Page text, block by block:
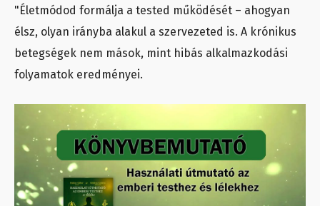
"Életmódod formálja a tested működését – ahogyan
élsz, olyan irányba alakul a szervezeted is. A krónikus
betegségek nem mások, mint hibás alkalmazkodási
folyamatok eredményei.